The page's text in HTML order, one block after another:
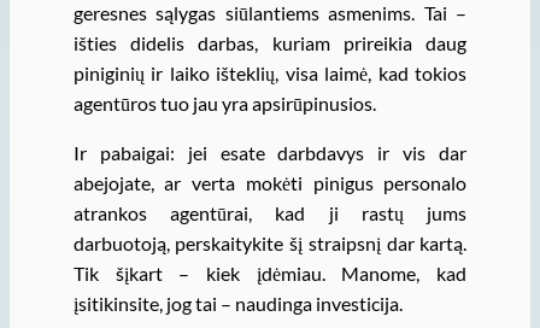
geresnes sąlygas siūlantiems asmenims. Tai –
išties didelis darbas, kuriam prireikia daug
piniginių ir laiko išteklių, visa laimė, kad tokios
agentūros tuo jau yra apsirūpinusios.
Ir pabaigai: jei esate darbdavys ir vis dar
abejojate, ar verta mokėti pinigus personalo
atrankos agentūrai, kad ji rastų jums
darbuotoją, perskaitykite šį straipsnį dar kartą.
Tik šįkart – kiek įdėmiau. Manome, kad
įsitikinsite, jog tai – naudinga investicija.